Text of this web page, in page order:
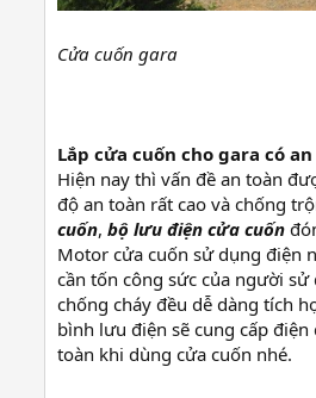
Cửa cuốn gara
Lắp cửa cuốn cho gara có
Hiện nay thì vấn đề an toàn
độ an toàn rất cao và chống
cuốn, bộ lưu điện cửa cuốn
Motor cửa cuốn sử dụng điện
cần tốn công sức của người
chống cháy đều dễ dàng tích
bình lưu điện sẽ cung cấp
toàn khi dùng cửa cuốn nhé.